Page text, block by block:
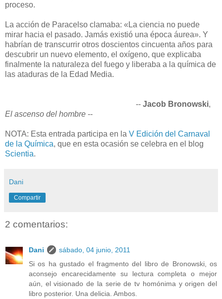
proceso.
La acción de Paracelso clamaba: «La ciencia no puede
mirar hacia el pasado. Jamás existió una época áurea». Y
habrían de transcurrir otros doscientos cincuenta años para
descubrir un nuevo elemento, el oxígeno, que explicaba
finalmente la naturaleza del fuego y liberaba a la química de
las ataduras de la Edad Media.
-- Jacob Bronowski,
El ascenso del hombre --
NOTA: Esta entrada participa en la V Edición del Carnaval
de la Química, que en esta ocasión se celebra en el blog
Scientia.
Dani
Compartir
2 comentarios:
Dani
sábado, 04 junio, 2011
Si os ha gustado el fragmento del libro de Bronowski, os
aconsejo encarecidamente su lectura completa o mejor
aún, el visionado de la serie de tv homónima y origen del
libro posterior. Una delicia. Ambos.